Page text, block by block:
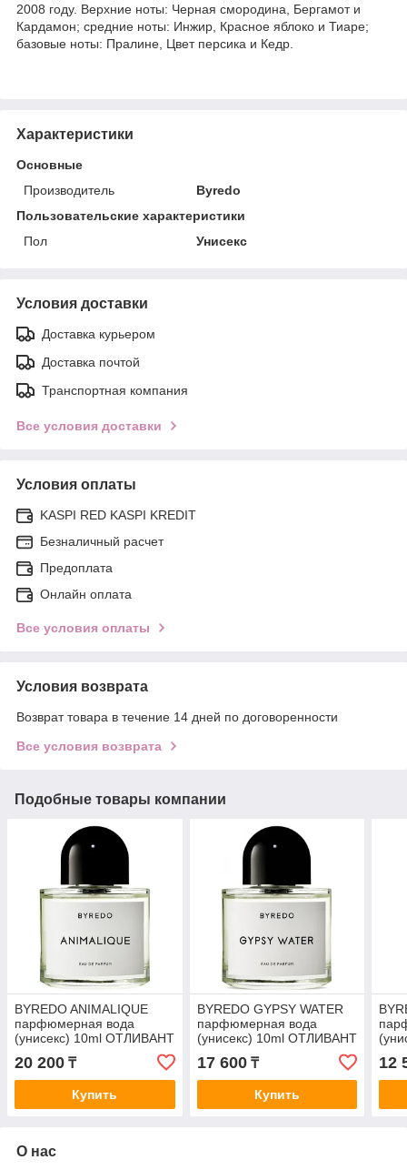
2008 году. Верхние ноты: Черная смородина, Бергамот и
Кардамон; средние ноты: Инжир, Красное яблоко и Тиаре;
базовые ноты: Пралине, Цвет персика и Кедр.
Характеристики
Основные
Производитель
Byredo
Пользовательские характеристики
Пол
Унисекс
Условия доставки
Доставка курьером
Доставка почтой
Транспортная компания
Все условия доставки
Условия оплаты
KASPI RED KASPI KREDIT
Безналичный расчет
Предоплата
Онлайн оплата
Все условия оплаты
Условия возврата
Возврат товара в течение 14 дней по договоренности
Все условия возврата
Подобные товары компании
BYREDO ANIMALIQUE
парфюмерная вода
(унисекс) 10ml ОТЛИВАНТ
20 200 ₸
Купить
BYREDO GYPSY WATER
парфюмерная вода
(унисекс) 10ml ОТЛИВАНТ
17 600₸
Купить
12
О нас